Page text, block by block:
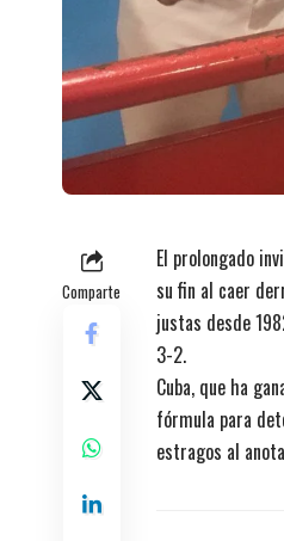
Comparte
El prolongado
su fin al caer
justas desde
3-2.
Cuba, que ha
fórmula para
estragos al